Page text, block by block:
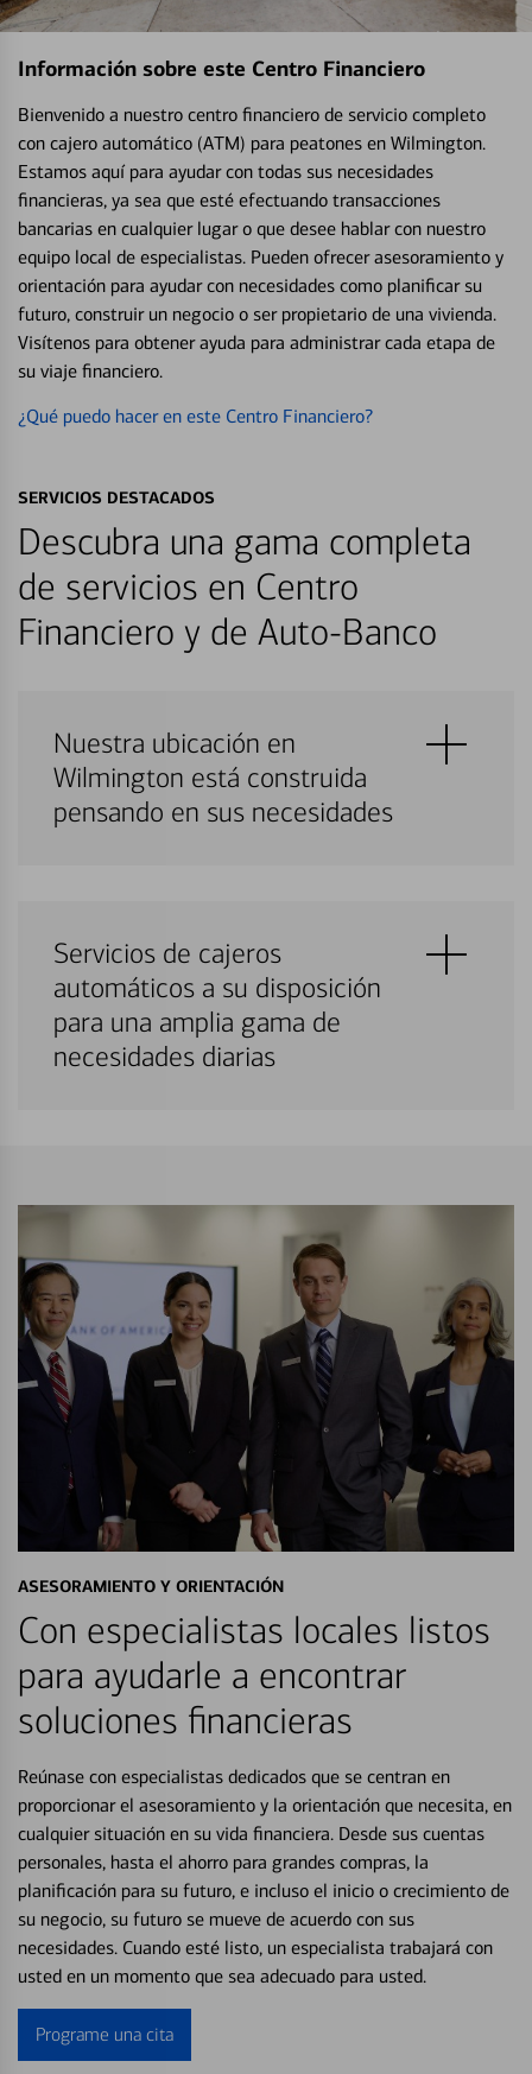
Información sobre este Centro Financiero
Bienvenido a nuestro centro financiero de servicio completo
con cajero automático (ATM) para peatones en Wilmington.
Estamos aquí para ayudar con todas sus necesidades
financieras, ya sea que esté efectuando transacciones
bancarias en cualquier lugar o que desee hablar con nuestro
equipo local de especialistas. Pueden ofrecer asesoramiento y
orientación para ayudar con necesidades como planificar su
futuro, construir un negocio o ser propietario de una vivienda.
Visítenos para obtener ayuda para administrar cada etapa de
su viaje financiero.
¿Qué puedo hacer en este Centro Financiero?
SERVICIOS DESTACADOS
Descubra una gama completa
de servicios en Centro
Financiero y de Auto-Banco
Nuestra ubicación en
Wilmington está construida
pensando en sus necesidades
Servicios de cajeros
automáticos a su disposición
para una amplia gama de
necesidades diarias
ASESORAMIENTO Y ORIENTACIÓN
Con especialistas locales listos
para ayudarle a encontrar
soluciones financieras
Reúnase con especialistas dedicados que se centran en
proporcionar el asesoramiento y la orientación que necesita, en
cualquier situación en su vida financiera. Desde sus cuentas
personales, hasta el ahorro para grandes compras, la
planificación para su futuro, e incluso el inicio o crecimiento de
su negocio, su futuro se mueve de acuerdo con sus
necesidades. Cuando esté listo, un especialista trabajará con
usted en un momento que sea adecuado para usted.
Programe una cita